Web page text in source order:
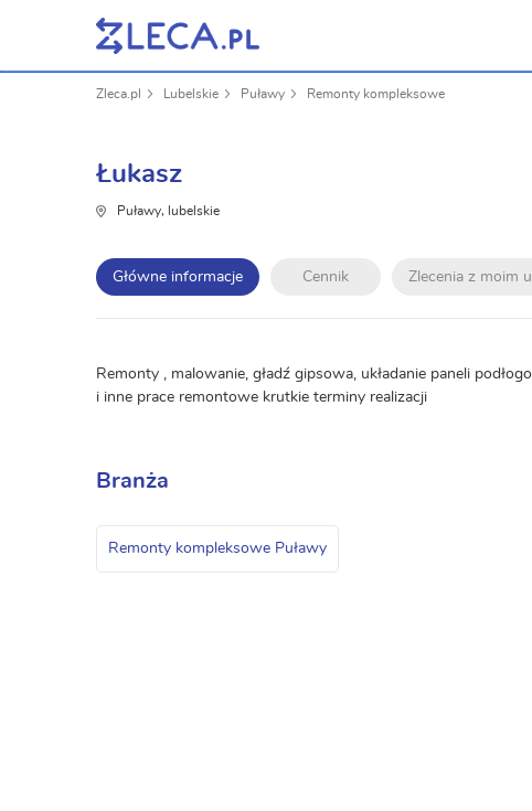
Zleca.pl Lubelskie Puławy Remonty kompleksowe
Łukasz
Puławy, lubelskie
Główne informacje Cennik Zlecenia z moim
Remonty , malowanie, gładź gipsowa, układanie paneli
i inne prace remontowe krutkie terminy realizacji
Branża
Remonty kompleksowe Puławy